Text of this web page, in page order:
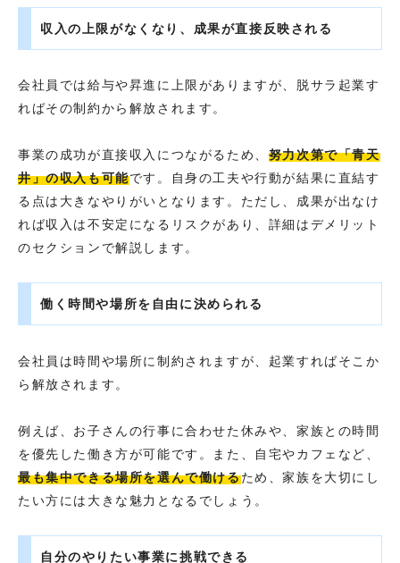
収入の上限がなくなり、成果が直接反映される
会社員では給与や昇進に上限がありますが、脱サラ起業す
ればその制約から解放されます。
事業の成功が直接収入につながるため、 努力次第で「青天
井」の収入も可能です。自身の工夫や行動が結果に直結す
る点は大きなやりがいとなります。ただし、成果が出なけ
れば収入は不安定になるリスクがあり、詳細はデメリット
のセクションで解説します。
働く時間や場所を自由に決められる
会社員は時間や場所に制約されますが、起業すればそこか
ら解放されます。
例えば、お子さんの行事に合わせた休みや、家族との時間
を優先した働き方が可能です。また、自宅やカフェなど、
最も集中できる場所を選んで働けるため、家族を大切にし
たい方には大きな魅力となるでしょう。
自分のやりたい事業に挑戦できる